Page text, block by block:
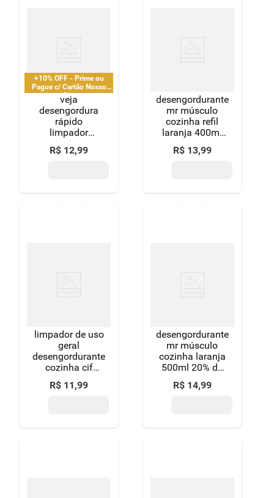
+10% OFF - Prime ou
Pague c/ Cartão Nosso
Pay
veja
desengordura
rápido
limpador
laranja 400ml
refil
R$ 12,99
desengordurante
mr músculo
cozinha refil
laranja 400ml
menor preço
R$ 13,99
limpador de uso
geral
desengordurante
cozinha cif
sachê 450ml
refil econômico
R$ 11,99
desengordurante
mr músculo
cozinha laranja
500ml 20% de
desconto
R$ 14,99